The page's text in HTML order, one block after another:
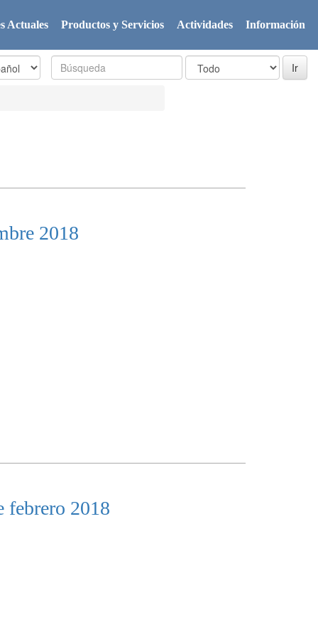
Actuales Productos y Servicios Actividades Información
2018
febrero 2018